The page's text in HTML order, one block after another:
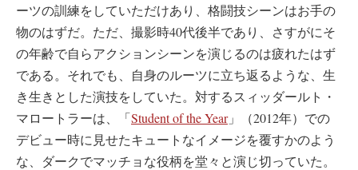
ーツの訓練をしていただけあり、格闘技シーンはお手の
物のはずだ。ただ、撮影時40代後半であり、さすがにそ
の年齢で自らアクションシーンを演じるのは疲れたはず
である。それでも、自身のルーツに立ち返るような、生
き生きとした演技をしていた。対するスィッダールト・
マロートラーは、「Student of the Year」（2012年）での
デビュー時に見せたキュートなイメージを覆すかのよう
な、ダークでマッチョな役柄を堂々と演じ切っていた。